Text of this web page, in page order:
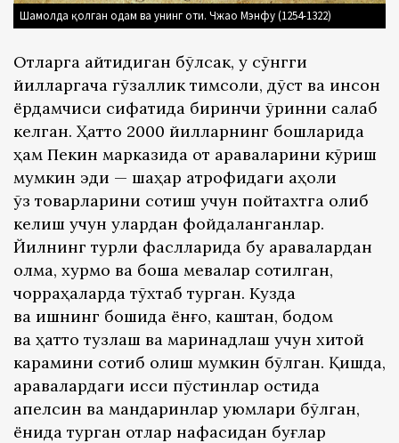
Шамолда қолган одам ва унинг оти. Чжао Мэнфу (1254-1322)
Отларга қайтидиган бўлсак, у сўнгги
йилларгача гўзаллик тимсоли, дўст ва инсон
ёрдамчиси сифатида биринчи ўринни сақлаб
келган. Ҳатто 2000 йилларнинг бошларида
ҳам Пекин марказида от араваларини кўриш
мумкин эди — шаҳар атрофидаги аҳоли
ўз товарларини сотиш учун пойтахтга олиб
келиш учун улардан фойдаланганлар.
Йилнинг турли фаслларида бу аравалардан
олма, хурмо ва бошқа мевалар сотилган,
чорраҳаларда тўхтаб турган. Кузда
ва қишнинг бошида ёнғоқ, каштан, бодом
ва ҳатто тузлаш ва маринадлаш учун хитой
карамини сотиб олиш мумкин бўлган. Қишда,
аравалардаги иссиқ пўстинлар остида
апелсин ва мандаринлар уюмлари бўлган,
ёнида турган отлар нафасидан буғлар